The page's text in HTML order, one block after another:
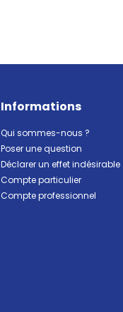
Informations
Qui sommes-nous ?
Poser une question
Déclarer un effet indésirable
Compte particulier
Compte professionnel